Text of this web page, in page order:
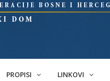
PROPISI LINKOVI